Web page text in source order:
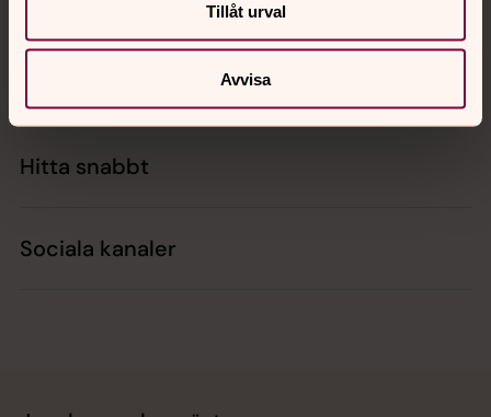
Tillåt urval
Avvisa
Hitta snabbt
Sociala kanaler